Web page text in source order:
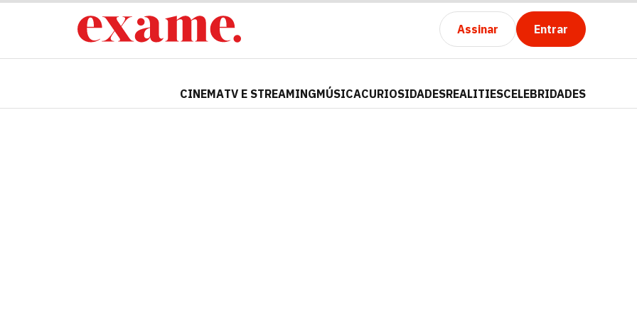
Assinar Entrar
CINEMATV E STREAMINGMÚSICACURIOSIDADESREALITIESCELEBRIDADES